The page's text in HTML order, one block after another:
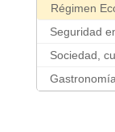
Régimen
Seguridad
Sociedad,